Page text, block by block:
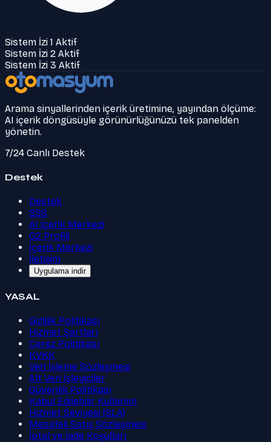
Sistem İzi 1 Aktif
Sistem İzi 2 Aktif
Sistem İzi 3 Aktif
Arama sinyallerinden içerik üretimine, yayından ölçüme:
AI içerik döngüsüyle görünürlüğünüzü tek panelden
yönetin.
7/24 Canlı Destek
Destek
Destek
SSS
AI İçerik Merkezi
G2 Profili
İçerik Merkezi
İletişim
Uygulama indir
YASAL
Gizlilik Politikası
Hizmet Şartları
Çerez Politikası
KVKK
Veri İşleme Sözleşmesi
Alt Veri İşleyiciler
Güvenlik Politikası
Kabul Edilebilir Kullanım
Hizmet Seviyesi (SLA)
Mesafeli Satış Sözleşmesi
İptal ve İade Koşulları